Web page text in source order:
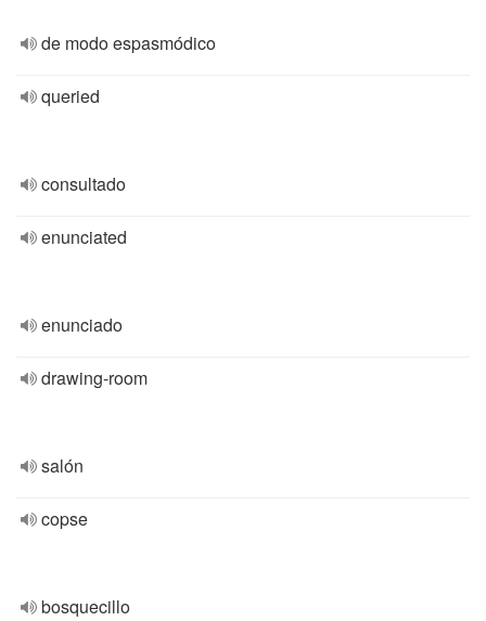
de modo espasmódico
queried
consultado
enunciated
enunciado
drawing-room
salón
copse
bosquecillo